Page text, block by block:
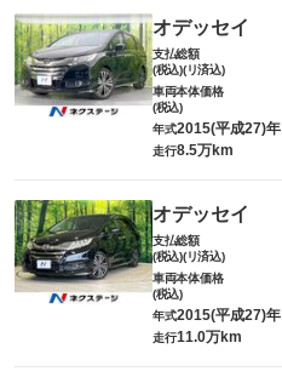
オデッセイ
支払総額
(税込)(リ済込)
車両本体価格
(税込)
年式2015(平成27)年
走行8.5万km
オデッセイ
支払総額
(税込)(リ済込)
車両本体価格
(税込)
年式2015(平成27)年
走行11.0万km